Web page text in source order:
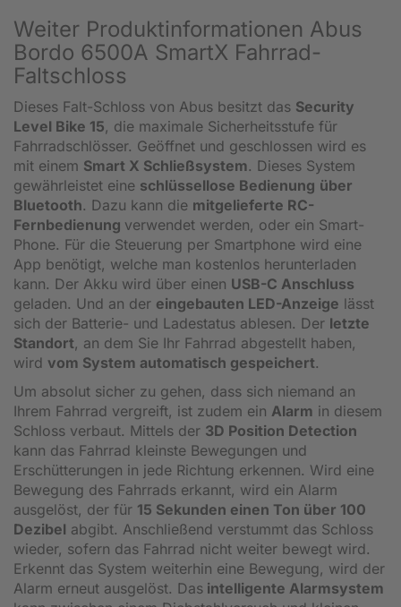
Weiter Produktinformationen Abus
Bordo 6500A SmartX Fahrrad-
Faltschloss
Dieses Falt-Schloss von Abus besitzt das Security
Level Bike 15, die maximale Sicherheitsstufe für
Fahrradschlösser. Geöffnet und geschlossen wird es
mit einem Smart X Schließsystem. Dieses System
gewährleistet eine schlüssellose Bedienung über
Bluetooth. Dazu kann die mitgelieferte RC-
Fernbedienung verwendet werden, oder ein Smart-
Phone. Für die Steuerung per Smartphone wird eine
App benötigt, welche man kostenlos herunterladen
kann. Der Akku wird über einen USB-C Anschluss
geladen. Und an der eingebauten LED-Anzeige lässt
sich der Batterie- und Ladestatus ablesen. Der letzte
Standort, an dem Sie Ihr Fahrrad abgestellt haben,
wird vom System automatisch gespeichert.
Um absolut sicher zu gehen, dass sich niemand an
Ihrem Fahrrad vergreift, ist zudem ein Alarm in diesem
Schloss verbaut. Mittels der 3D Position Detection
kann das Fahrrad kleinste Bewegungen und
Erschütterungen in jede Richtung erkennen. Wird eine
Bewegung des Fahrrads erkannt, wird ein Alarm
ausgelöst, der für 15 Sekunden einen Ton über 100
Dezibel abgibt. Anschließend verstummt das Schloss
wieder, sofern das Fahrrad nicht weiter bewegt wird.
Erkennt das System weiterhin eine Bewegung, wird der
Alarm erneut ausgelöst. Das intelligente Alarmsystem